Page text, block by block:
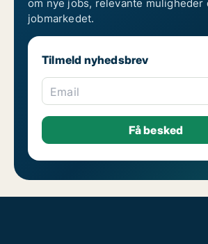
om nye jobs, relevante muligheder
jobmarkedet.
Tilmeld nyhedsbrev
Email